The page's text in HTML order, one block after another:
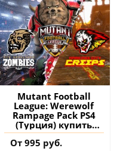
Mutant Football
League: Werewolf
Rampage Pack PS4
(Турция) купить
дополнение на
аккаунт
От 995 руб.